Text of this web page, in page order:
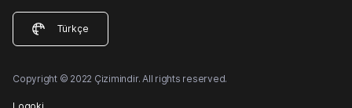
Türkçe
Copyright © 2022 Çizimindir. All rights reserved.